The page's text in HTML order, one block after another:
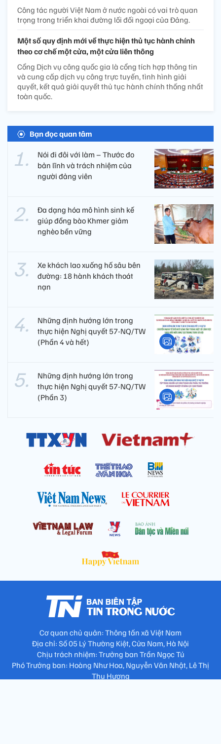
Công tác người Việt Nam ở nước ngoài có vai trò quan
trọng trong triển khai đường lối đối ngoại của Đảng.
Một số quy định mới về thực hiện thủ tục hành chính
theo cơ chế một cửa, một cửa liên thông
Cổng Dịch vụ công quốc gia là cổng tích hợp thông tin
và cung cấp dịch vụ công trực tuyến, tình hình giải
quyết, kết quả giải quyết thủ tục hành chính thống nhất
toàn quốc.
Bạn đọc quan tâm
Nói đi đôi với làm – Thước đo
bản lĩnh và trách nhiệm của
người đảng viên​
Đa dạng hóa mô hình sinh kế
giúp đồng bào Khmer giảm
nghèo bền vững
Xe khách lao xuống hố sâu bên
đường: 18 hành khách thoát
nạn
Những định hướng lớn trong
thực hiện Nghị quyết 57-NQ/TW
(Phần 4 và hết)
Những định hướng lớn trong
thực hiện Nghị quyết 57-NQ/TW
(Phần 3)
Cơ quan chủ quản: Thông tấn xã Việt Nam
Địa chỉ: Số 05 Lý Thường Kiệt, Cửa Nam, Hà Nội
Chịu trách nhiệm: Trưởng ban Trần Ngọc Tú
Phó Trưởng ban: Hoàng Như Hoa, Nguyễn Văn Nhật, Lê Thị
Thu Hương